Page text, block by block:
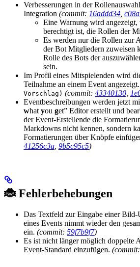
Verbesserungen in der
Integration (commit: 16addd34
Eine Warnung wird
berechtigt ist, die Rollen der
Es werden nur die Rollen zur
der Bot Mitgliedern zuweisen
Rolle des Bots der
sein.
Im Profil eines Mitspielenden wird
Teilnahme an einem Event angezeigt.
Vorschlag) (commit: 43340130
Eventbeschreibungen werden jetzt
what you get” Editor erstellt und
der Event-Erstellende die
Markdowns nicht kennen, sondern
Formatierungen über Knöpfe
41256c3a 9b5c95c5)
🐞 Fehlerbehebungen
Das Textfeld zur Eingabe einer
eines Events nimmt wieder den
ein. (commit: 59f7b9f7)
Es ist nicht länger möglich doppelte
Event-Standard einzufügen. (commit: